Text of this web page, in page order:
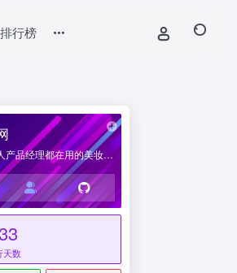
行榜
美妆榜-美妆人产品经理都在用的美妆产业导航网站
天数